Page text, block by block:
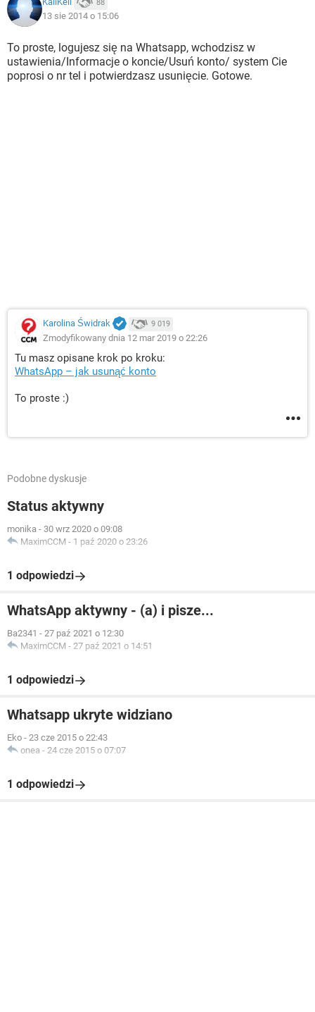
88
13 sie 2014 o 15:06
To proste, logujesz się na Whatsapp, wchodzisz w
ustawienia/Informacje o koncie/Usuń konto/ system Cie
poprosi o nr tel i potwierdzasz usunięcie. Gotowe.
Karolina Świdrak 9 019
Zmodyfikowany dnia 12 mar 2019 o 22:26
Tu masz opisane krok po kroku:
WhatsApp – jak usunąć konto
To proste :)
Podobne dyskusje
Status aktywny
monika - 30 wrz 2020 o 09:08
MaximCCM - 1 paź 2020 o 23:26
1 odpowiedzi
WhatsApp aktywny - (a) i pisze...
Ba2341 - 27 paź 2021 o 12:30
MaximCCM - 27 paź 2021 o 14:51
1 odpowiedzi
Whatsapp ukryte widziano
Eko - 23 cze 2015 o 22:43
onea - 24 cze 2015 o 07:07
1 odpowiedzi